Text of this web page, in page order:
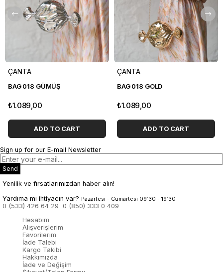
ÇANTA
BAG 018 GÜMÜŞ
₺1.089,00
ADD TO CART
ÇANTA
BAG 018 GOLD
₺1.089,00
ADD TO CART
Sign up for our E-mail Newsletter
Send
Yenilik ve fırsatlarımızdan haber alın!
Yardıma mı ihtiyacın var? Pazartesi - Cumartesi 09:30 - 19:30
0 (533) 426 64 29
0 (850) 333 0 409
Hesabım
Alışverişlerim
Favorilerim
İade Talebi
Kargo Takibi
Hakkımızda
İade ve Değişim